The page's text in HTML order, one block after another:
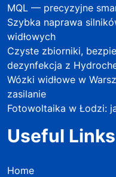
MQL — precyzyjne
Szybka naprawa
widłowych
Czyste zbiorniki,
dezynfekcja z
Wózki widłowe w
zasilanie
Fotowoltaika w Łodzi:
Useful Links
Home